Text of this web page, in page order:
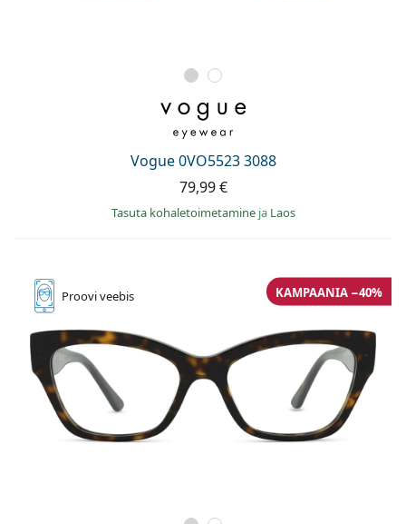
Vogue 0VO5523 3088
79,99 €
Tasuta kohaletoimetamine ja Laos
Prooviveebis KAMPAANIA −40%